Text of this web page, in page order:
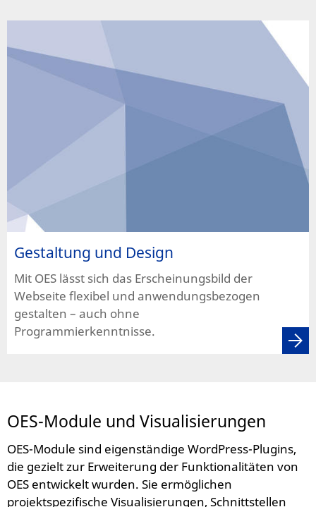
Gestaltung und Design
Mit OES lässt sich das Erscheinungsbild der
Webseite flexibel und anwendungsbezogen
gestalten – auch ohne
Programmierkenntnisse.
OES-Module und Visualisierungen
OES-Module sind eigenständige WordPress-Plugins,
die gezielt zur Erweiterung der Funktionalitäten von
OES entwickelt wurden. Sie ermöglichen
projektspezifische Visualisierungen, Schnittstellen